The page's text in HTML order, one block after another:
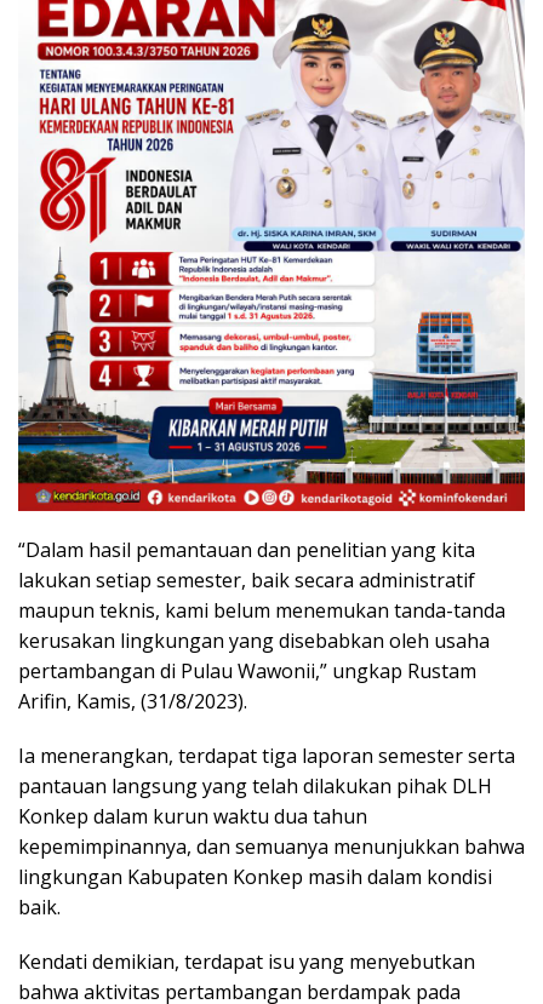
“Dalam hasil pemantauan dan penelitian yang kita
lakukan setiap semester, baik secara administratif
maupun teknis, kami belum menemukan tanda-tanda
kerusakan lingkungan yang disebabkan oleh usaha
pertambangan di Pulau Wawonii,” ungkap Rustam
Arifin, Kamis, (31/8/2023).
Ia menerangkan, terdapat tiga laporan semester serta
pantauan langsung yang telah dilakukan pihak DLH
Konkep dalam kurun waktu dua tahun
kepemimpinannya, dan semuanya menunjukkan bahwa
lingkungan Kabupaten Konkep masih dalam kondisi
baik.
Kendati demikian, terdapat isu yang menyebutkan
bahwa aktivitas pertambangan berdampak pada